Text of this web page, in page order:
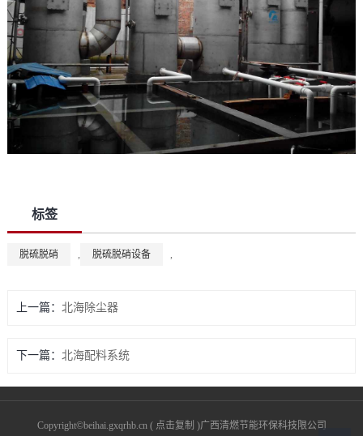
标签
脱硫脱硝 , 脱硫脱硝设备 ,
上一篇： 北海除尘器
下一篇： 北海配料系统
Copyright©beihai.gxqrhb.cn( 点击复制 )广西清燃节能环保科技限公司